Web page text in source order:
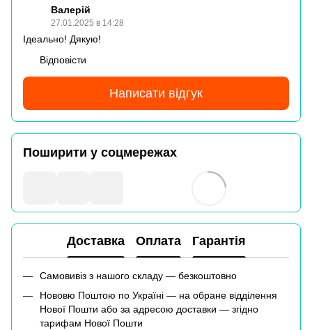
Валерій
27.01.2025 в 14:28
Ідеально! Дякую!
Відповісти
Написати відгук
Поширити у соцмережах
Доставка Оплата Гарантія
Самовивіз з нашого складу — безкоштовно
Нововю Поштою по Україні — на обране відділення
Нової Пошти або за адресою доставки — згідно
тарифам Нової Пошти